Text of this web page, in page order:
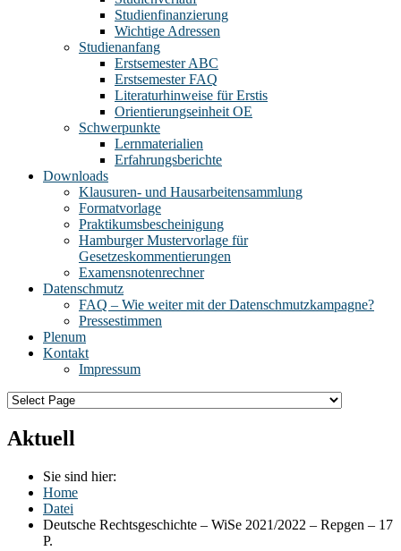
Studienfinanzierung
Wichtige Adressen
Studienanfang
Erstsemester ABC
Erstsemester FAQ
Literaturhinweise für Erstis
Orientierungseinheit OE
Schwerpunkte
Lernmaterialien
Erfahrungsberichte
Downloads
Klausuren- und Hausarbeitensammlung
Formatvorlage
Praktikumsbescheinigung
Hamburger Mustervorlage für
Gesetzeskommentierungen
Examensnotenrechner
Datenschmutz
FAQ – Wie weiter mit der Datenschmutzkampagne?
Pressestimmen
Plenum
Kontakt
Impressum
Aktuell
Sie sind hier:
Home
Datei
Deutsche Rechtsgeschichte – WiSe 2021/2022 – Repgen – 17
P.